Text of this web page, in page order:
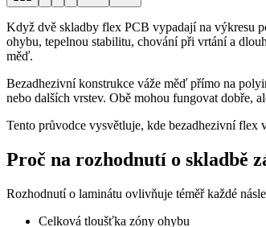
Když dvě skladby flex PCB vypadají na výkresu
ohybu, tepelnou stabilitu, chování při vrtání a
měď.
Bezadhezivní konstrukce váže měď přímo na
nebo dalších vrstev. Obě mohou fungovat dobře,
Tento průvodce vysvětluje, kde bezadhezivní
Proč na rozhodnutí o skladbě
Rozhodnutí o laminátu ovlivňuje téměř každé
Celková tloušťka zóny ohybu